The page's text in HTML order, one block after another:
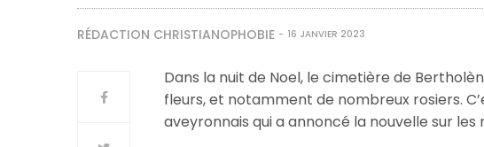
RÉDACTION CHRISTIANOPHOBIE 16 JANVIER 2023
Dans la nuit de Noel, le cimetière de
fleurs, et notamment de nombreux rosiers.
aveyronnais qui a annoncé la nouvelle sur les